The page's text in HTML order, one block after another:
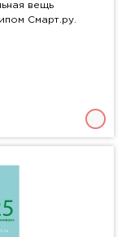
вещь
Смарт.ру.